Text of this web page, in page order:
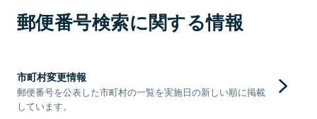
郵便番号検索に関する情報
市町村変更情報
郵便番号を公表した市町村の一覧を実施日の新しい順に掲載
しています。